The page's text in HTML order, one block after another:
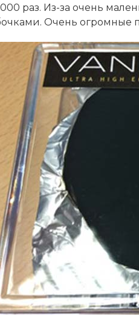
000 раз. Из-за очень
Очень огромные